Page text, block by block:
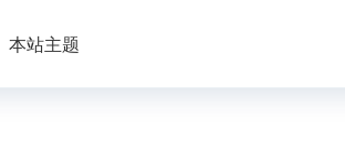
本站主题